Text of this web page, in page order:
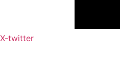
X-twitter